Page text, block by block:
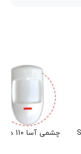
چشمی آسا 110 درجه مدل Klaxon